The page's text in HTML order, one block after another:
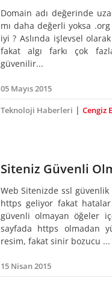
Domain adı değerinde
mı daha değerli yoksa
iyi ? Aslında işlevsel
fakat algı farkı çok
güvenilir...
05 Mayıs 2015
Teknoloji Haberleri | Cengiz
Siteniz Güvenli
Web Sitenizde ssl
https geliyor fakat
güvenli olmayan öğeler
sayfada https olmadan
resim, fakat sinir bozucu ...
15 Nisan 2015